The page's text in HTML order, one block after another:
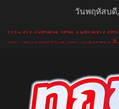
content
วันพฤหัสบดี
กระทรวงคมนาคม เปิดนิทรรศ
“GDH” เปิดโผโปรเจกต์ใหม่ใ
ความสุข สนุกกว่าที่เคย”
แถลงใหญ่ปีที่ 11! บุรีรัมย์ มาร
Marathon Destination แห่งเอ